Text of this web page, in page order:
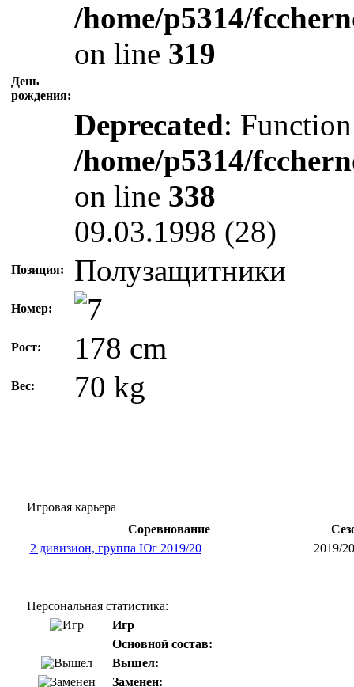
День
рождения:
/home/p5314/
on line 319
Deprecated:
/home/p5314/
on line 338
09.03.1998 (28)
Позиция: Полузащитники
Номер:
Рост: 178 cm
Вес: 70 kg
Игровая карьера
Соревнование
2 дивизион, группа Юг 2019/20
2019/20
Персональная статистика:
Игр
Основной состав:
Вышел:
Заменен: